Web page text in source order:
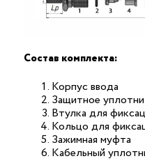
Состав комплекта:
Корпус ввода
Защитное
Втулка для
Кольцо для
Зажимная муфта
Кабельный